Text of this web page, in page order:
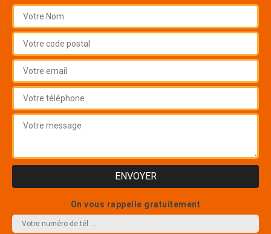
On vous rappelle gratuitement